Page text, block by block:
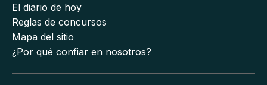
El diario de hoy
Reglas de concursos
Mapa del sitio
¿Por qué confiar en nosotros?